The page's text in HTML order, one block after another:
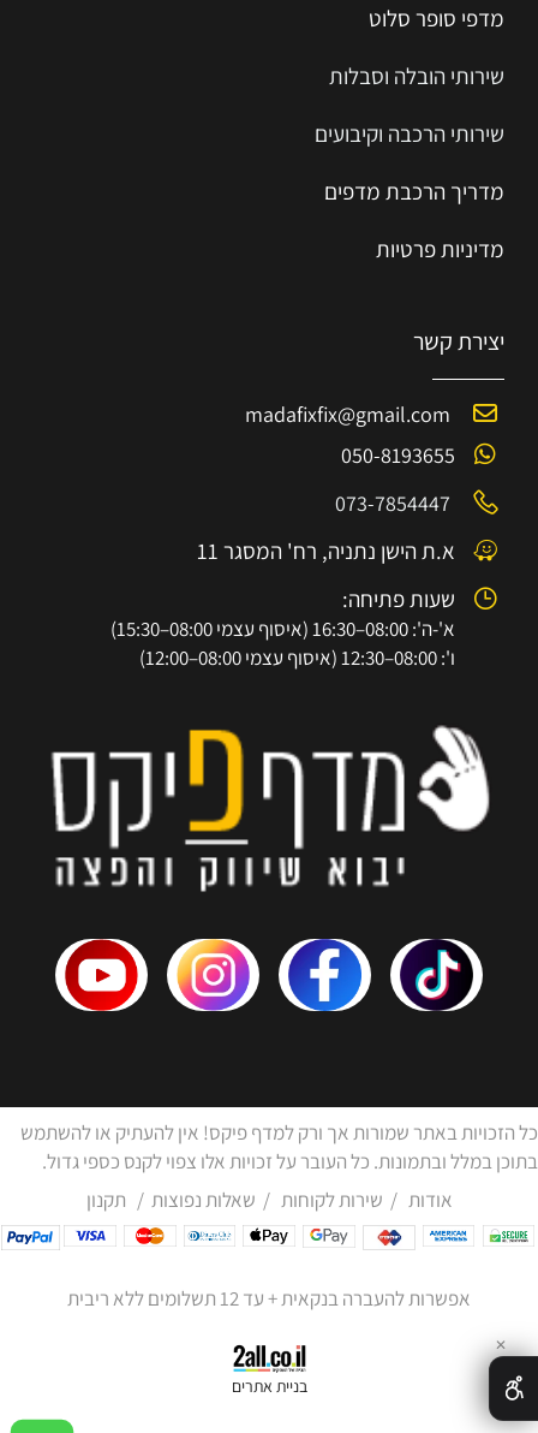
מדפי סופר סלוט
שירותי הובלה וסבלות
שירותי הרכבה וקיבועים
מדריך הרכבת מדפים
מדיניות פרטיות
יצירת קשר
madafixfix@gmail.com
050-8193655
073-7854447
א.ת הישן נתניה, רח' המסגר 11
שעות פתיחה:
א'-ה': 08:00–16:30 (איסוף עצמי 08:00–15:30)
ו': 08:00–12:30 (איסוף עצמי 08:00–12:00)
כל הזכויות באתר שמורות אך ורק למדף פיקס! אין להעתיק או להשתמש
בתוכן במלל ובתמונות. כל העובר על זכויות אלו צפוי לקנס כספי גדול.
אודות / שירות לקוחות / שאלות נפוצות / תקנון
אפשרות להעברה בנקאית + עד 12 תשלומים ללא ריבית
בניית אתרים
✕